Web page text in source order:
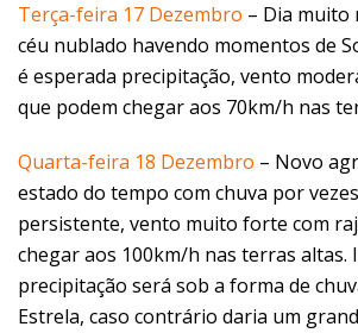
Terça-feira 17 Dezembro – Dia muito
céu nublado havendo momentos de
é esperada precipitação, vento
que podem chegar aos 70km/h nas
Quarta-feira 18 Dezembro – Novo
estado do tempo com chuva por
persistente, vento muito forte com
chegar aos 100km/h nas terras altas.
precipitação será sob a forma de
Estrela, caso contrário daria um